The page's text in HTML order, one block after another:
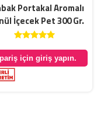
Portakal Aromalı
İçecek Pet 300 Gr.
için giriş yapın.